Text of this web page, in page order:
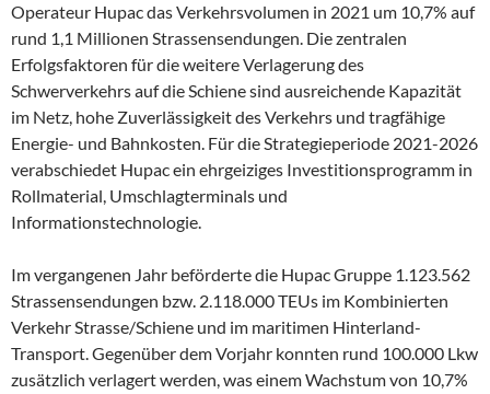
Operateur Hupac das Verkehrsvolumen in 2021 um 10,7% auf
rund 1,1 Millionen Strassensendungen. Die zentralen
Erfolgsfaktoren für die weitere Verlagerung des
Schwerverkehrs auf die Schiene sind ausreichende Kapazität
im Netz, hohe Zuverlässigkeit des Verkehrs und tragfähige
Energie- und Bahnkosten. Für die Strategieperiode 2021-2026
verabschiedet Hupac ein ehrgeiziges Investitionsprogramm in
Rollmaterial, Umschlagterminals und
Informationstechnologie.
Im vergangenen Jahr beförderte die Hupac Gruppe 1.123.562
Strassensendungen bzw. 2.118.000 TEUs im Kombinierten
Verkehr Strasse/Schiene und im maritimen Hinterland-
Transport. Gegenüber dem Vorjahr konnten rund 100.000 Lkw
zusätzlich verlagert werden, was einem Wachstum von 10,7%